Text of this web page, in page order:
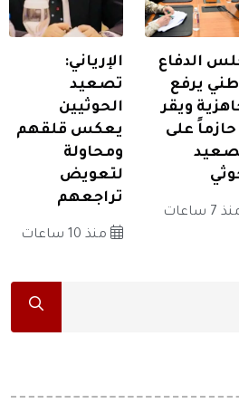
الدفاع
يرفع
ويقر
حازماً على
7 ساعات
الإرياني:
تصعيد
الحوثيين
يعكس قلقهم
ومحاولة
لتعويض
تراجعهم
منذ 10 ساعات